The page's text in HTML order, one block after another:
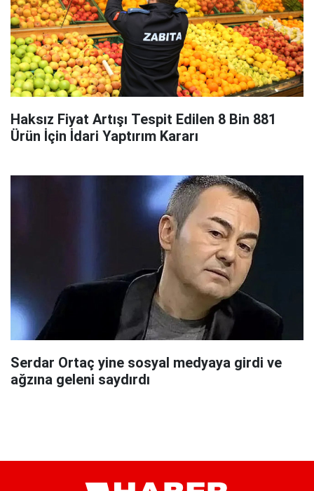
Haksız Fiyat Artışı Tespit Edilen 8 Bin 881
Ürün İçin İdari Yaptırım Kararı
Serdar Ortaç yine sosyal medyaya girdi ve
ağzına geleni saydırdı